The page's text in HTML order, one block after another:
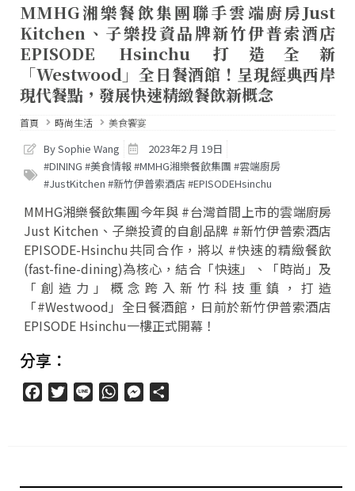
MMHG湘樂餐飲集團聯手雲端廚房Just
Kitchen、子樂投資品牌新竹伊普索酒店
EPISODE Hsinchu 打造全新
「Westwood」全日餐酒館！呈現經典西岸
現代餐點，發展快速精緻餐飲新概念
首頁 時尚生活 美食饗宴
By Sophie Wang
2023年2 月 19日
#DINING #美食情報 #MMHG湘樂餐飲集團 #雲端廚房
#JustKitchen #新竹伊普索酒店 #EPISODEHsinchu
MMHG湘樂餐飲集團今年與 #台灣首間上市的雲端廚房
Just Kitchen、子樂投資的自創品牌 #新竹伊普索酒店
EPISODE-Hsinchu共同合作，將以 #快速的精緻餐飲
(fast-fine-dining)為核心，結合「快速」、「時尚」及
「創造力」概念跨入新竹科技重鎮，打造
「#Westwood」全日餐酒館，日前於新竹伊普索酒店
EPISODE Hsinchu一樓正式開幕！
分享：
FacebookTwitter
Line WhatsAppMessenger